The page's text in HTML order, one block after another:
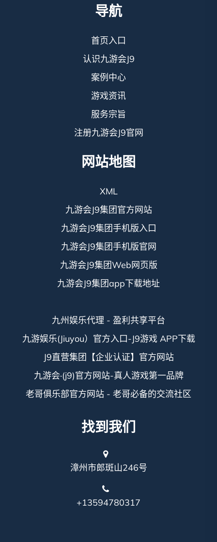
导航
首页入口
认识九游会J9
案例中心
游戏资讯
服务宗旨
注册九游会J9官网
网站地图
XML
九游会J9集团官方网站
九游会J9集团手机版入口
九游会J9集团手机版官网
九游会J9集团Web网页版
九游会J9集团app下载地址
九州娱乐代理 - 盈利共享平台
九游娱乐(Jiuyou）官方入口-J9游戏 APP下载
J9直营集团【企业认证】官方网站
九游会·(j9)官方网站-真人游戏第一品牌
老哥俱乐部官方网站 - 老哥必备的交流社区
找到我们
漳州市郎斑山246号
+13594780317